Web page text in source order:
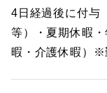
4日経過後に付与
等）・夏期休暇
暇・介護休暇）※